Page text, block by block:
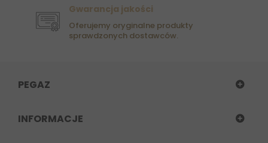
Gwarancja jakości
Oferujemy oryginalne produkty
sprawdzonych dostawców.
PEGAZ
INFORMACJE